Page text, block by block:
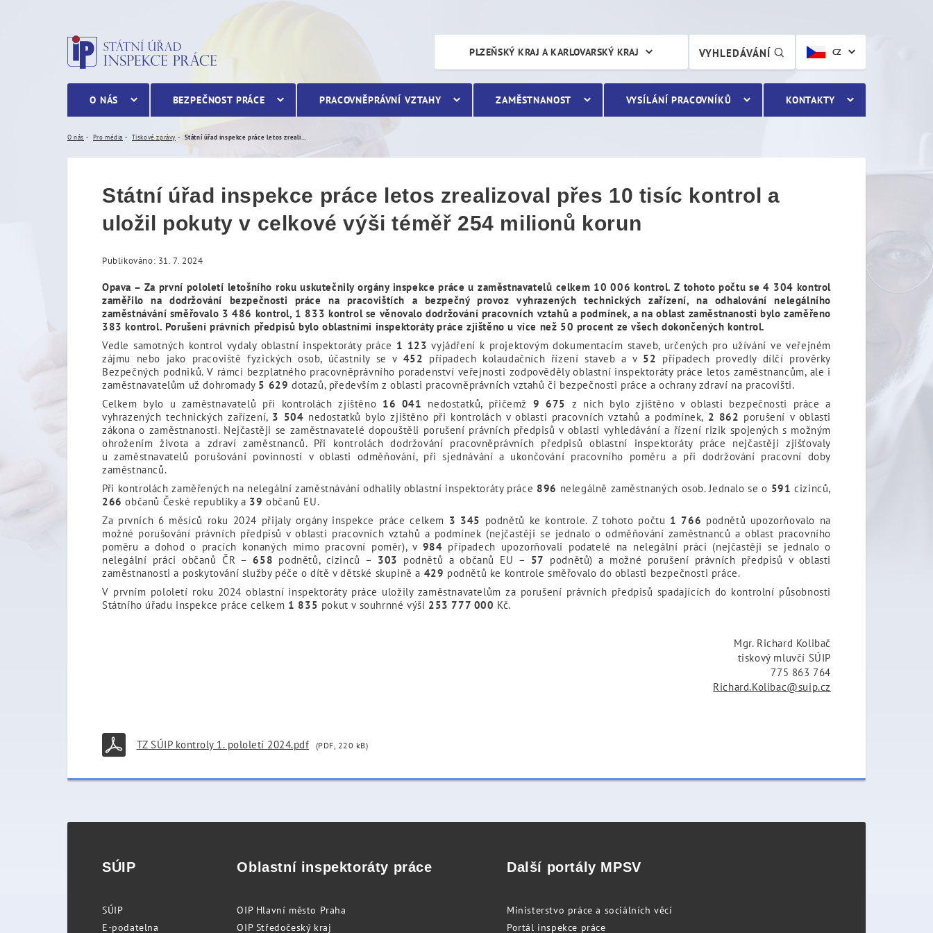
Státní úřad inspekce práce letos zrealizoval přes 10 tisíc kontrol a uložil
CZ
VYHLEDÁVÁNÍ
PLZEŇSKÝ KRAJ A KARLOVARSKÝ KRAJ
O NÁS BEZPEČNOST PRÁCE PRACOVNĚPRÁVNÍ VZTAHY ZAMĚSTNANOST VYSÍLÁNÍ PRACOVNÍKŮ KONTAKTY
O nás Pro média Tiskové zprávy
Státní úřad inspekce práce letos zrealizoval přes 10 tisíc kontrol a
uložil pokuty v celkové výši téměř 254 milionů korun
Publikováno: 31. 7. 2024
Opava – Za první pololetí letošního roku uskutečnily orgány inspekce práce u zaměstnavatelů celkem 10 006 kontrol. Z tohoto počtu se 4 304 kontrol
zaměřilo na dodržování bezpečnosti práce na pracovištích a bezpečný provoz vyhrazených technických zařízení, na odhalování nelegálního
zaměstnávání směřovalo 3 486 kontrol, 1 833 kontrol se věnovalo dodržování pracovních vztahů a podmínek, a na oblast zaměstnanosti bylo zaměřeno
383 kontrol. Porušení právních předpisů bylo oblastními inspektoráty práce zjištěno u více než 50 procent ze všech dokončených kontrol.
Vedle samotných kontrol vydaly oblastní inspektoráty práce 1 123 vyjádření k projektovým dokumentacím staveb, určených pro užívání ve veřejném
zájmu nebo jako pracoviště fyzických osob, účastnily se v 452 případech kolaudačních řízení staveb a v 52 případech provedly dílčí prověrky
Bezpečných podniků. V rámci bezplatného pracovněprávního poradenství veřejnosti zodpověděly oblastní inspektoráty práce letos zaměstnancům, ale i
zaměstnavatelům už dohromady 5 629 dotazů, především z oblasti pracovněprávních vztahů či bezpečnosti práce a ochrany zdraví na pracovišti.
Celkem bylo u zaměstnavatelů při kontrolách zjištěno 16 041 nedostatků, přičemž 9 675 z nich bylo zjištěno v oblasti bezpečnosti práce a
vyhrazených technických zařízení, 3 504 nedostatků bylo zjištěno při kontrolách v oblasti pracovních vztahů a podmínek, 2 862 porušení v oblasti
zákona o zaměstnanosti. Nejčastěji se zaměstnavatelé dopouštěli porušení právních předpisů v oblasti vyhledávání a řízení rizik spojených s možným
ohrožením života a zdraví zaměstnanců. Při kontrolách dodržování pracovněprávních předpisů oblastní inspektoráty práce nejčastěji zjišťovaly
u zaměstnavatelů porušování povinností v oblasti odměňování, při sjednávání a ukončování pracovního poměru a při dodržování pracovní doby
zaměstnanců.
Při kontrolách zaměřených na nelegální zaměstnávání odhalily oblastní inspektoráty práce 896 nelegálně zaměstnaných osob. Jednalo se o 591 cizinců,
266 občanů České republiky a 39 občanů EU.
Za prvních 6 měsíců roku 2024 přijaly orgány inspekce práce celkem 3 345 podnětů ke kontrole. Z tohoto počtu 1 766 podnětů upozorňovalo na
možné porušování právních předpisů v oblasti pracovních vztahů a podmínek (nejčastěji se jednalo o odměňování zaměstnanců a oblast pracovního
poměru a dohod o pracích konaných mimo pracovní poměr), v 984 případech upozorňovali podatelé na nelegální práci (nejčastěji se jednalo o
nelegální práci občanů ČR –658 podnětů, cizinců – 303 podnětů a občanů EU – 57 podnětů) a možné porušení právních předpisů v oblasti
zaměstnanosti a poskytování služby péče o dítě v dětské skupině a 429 podnětů ke kontrole směřovalo do oblasti bezpečnosti práce.
V prvním pololetí roku 2024 oblastní inspektoráty práce uložily zaměstnavatelům za porušení právních předpisů spadajících do kontrolní působnosti
Státního úřadu inspekce práce celkem 1 835 pokut v souhrnné výši 253 777 000 Kč.
Mgr. Richard Kolibač
tiskový mluvčí SÚIP
775 863 764
Richard.Kolibac@suip.cz
TZ SÚIP kontroly 1. pololetí 2024.pdf (PDF, 220 kB)
SÚIP
SÚIP
E-podatelna
Oblastní inspektoráty práce
OIP Hlavní město Praha
OIP Středočeský kraj
Další portály MPSV
Ministerstvo práce a sociálních věcí
Portál inspekce práce